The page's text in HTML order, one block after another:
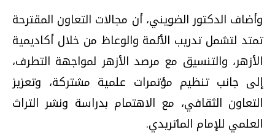
وأضاف الدكتور الضويني، أن مجالات التعاون المقترحة
تمتد لتشمل تدريب الأئمة والوعاظ من خلال أكاديمية
الأزهر، والتنسيق مع مرصد الأزهر لمواجهة التطرف،
إلى جانب تنظيم مؤتمرات علمية مشتركة، وتعزيز
التعاون الثقافي، مع الاهتمام بدراسة ونشر التراث
العلمي للإمام الماتريدي.